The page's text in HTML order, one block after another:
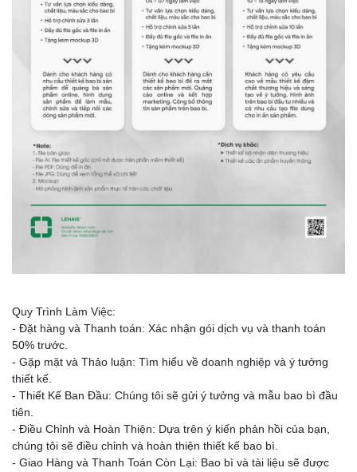
Quy Trình Làm Việc:
- Đặt hàng và Thanh toán: Xác nhận gói dịch vụ và thanh toán
50% trước.
- Gặp mặt và Thảo luận: Tìm hiểu về doanh nghiệp và ý tưởng
thiết kế.
- Thiết Kế Ban Đầu: Chúng tôi sẽ gửi ý tưởng và mẫu bao bì đầu
tiên.
- Điều Chỉnh và Hoàn Thiện: Dựa trên ý kiến phản hồi của bạn,
chúng tôi sẽ điều chỉnh và hoàn thiện thiết kế bao bì.
- Giao Hàng và Thanh Toán Còn Lại: Bao bì và tài liệu sẽ được